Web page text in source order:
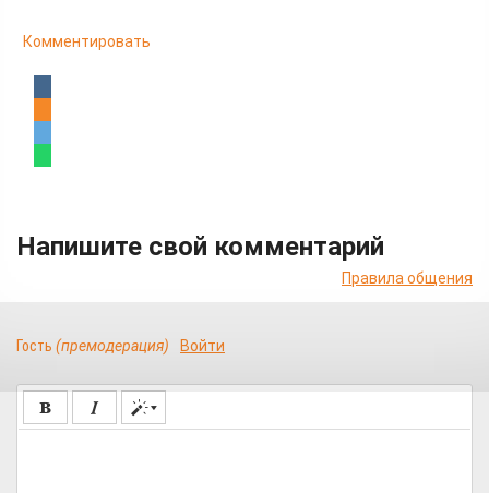
Комментировать
Напишите свой комментарий
Правила общения
Гость (премодерация) Войти